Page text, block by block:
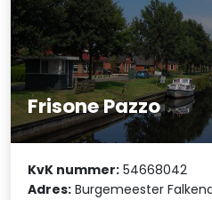
Frisone Pazzo
KvK nummer: 54668042
Adres: Burgemeester